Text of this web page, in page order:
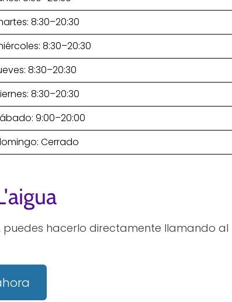
8:30–20:30
8:30–20:30
8:30–20:30
8:30–20:30
9:00–20:00
Cerrado
puedes hacerlo directamente llamando al